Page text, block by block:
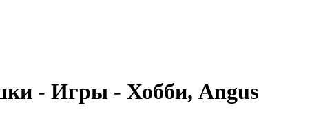
- Игры - Хобби, Angus